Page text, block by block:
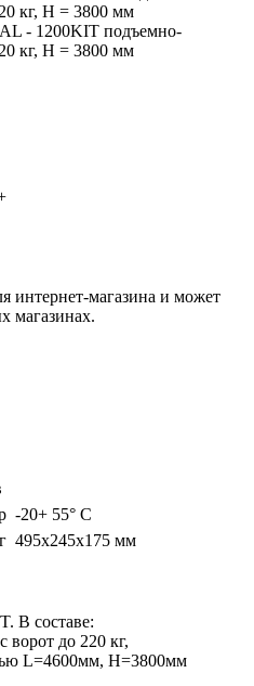
- 1200KIT подъемно-
кг, Н = 3800 мм
интернет-магазина и может
магазинах.
-20+ 55° C
495x245x175 мм
В составе:
до 220 кг,
L=4600мм, H=3800мм